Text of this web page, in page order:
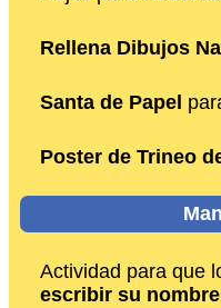
Rellena Dibujos
Santa de Papel
Poster de Trineo
Actividad para que
escribir su nombre